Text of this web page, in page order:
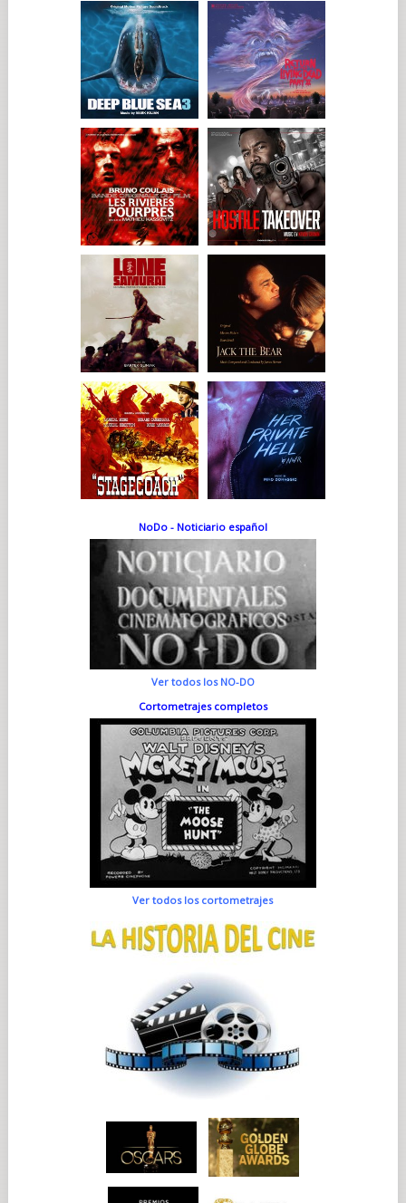
NoDo - Noticiario español
Ver todos los NO-DO
Cortometrajes completos
Ver todos los cortometrajes